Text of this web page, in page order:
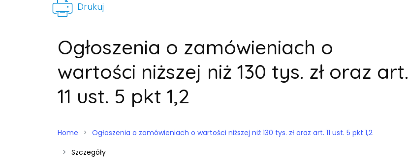
Drukuj
Ogłoszenia o zamówieniach o
wartości niższej niż 130 tys. zł oraz art.
11 ust. 5 pkt 1,2
Home
Ogłoszenia o zamówieniach o wartości niższej niż 130 tys. zł oraz art. 11 ust. 5 pkt 1,2
Szczegóły